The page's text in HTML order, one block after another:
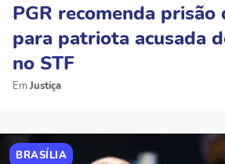
PGR recomenda
para patriota acusada
no STF
Justiça
BRASÍLIA